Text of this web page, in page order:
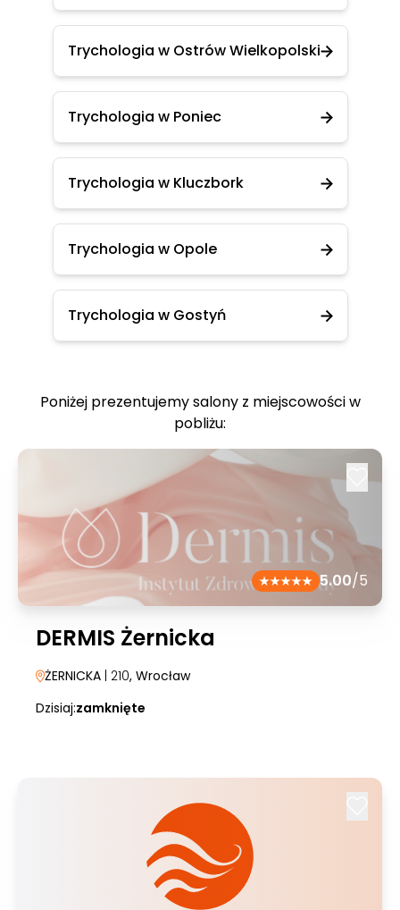
Trychologia w Ostrów Wielkopolski
Trychologia w Poniec
Trychologia w Kluczbork
Trychologia w Opole
Trychologia w Gostyń
Poniżej prezentujemy salony z miejscowości w
pobliżu:
5.00/5
DERMIS Żernicka
ŻERNICKA | 210, Wrocław
Dzisiaj:zamknięte